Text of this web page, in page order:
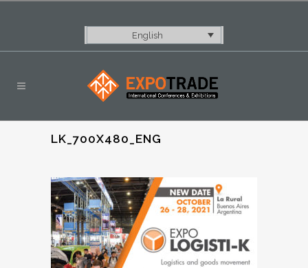
English
LK_700X480_ENG